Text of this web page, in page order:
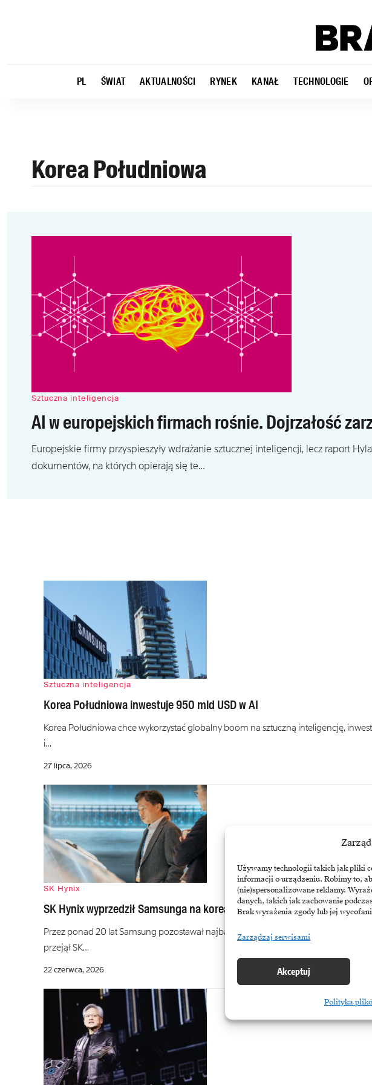
Używamy technologii takich jak pliki
informacji o urządzeniu. Robimy to,
(nie)spersonalizowane reklamy.
danych, takich jak zachowanie
Brak wyrażenia zgody lub jej
Zarządzaj serwisami
Akceptuj
Polityka
PL ŚWIAT AKTUALNOŚCI RYNEK KANAŁ TECHNOLOGIE
Korea Południowa
Sztuczna inteligencja
AI w europejskich firmach rośnie. Dojrzałość
Europejskie firmy przyspieszyły wdrażanie sztucznej inteligencji, lecz raport
dokumentów, na których opierają się te…
Sztuczna inteligencja
Korea Południowa inwestuje 950 mld USD w AI
Korea Południowa chce wykorzystać globalny boom na sztuczną inteligencję,
i…
27 lipca, 2026
SK Hynix
SK Hynix wyprzedził Samsunga na koreańskiej giełdzie
Przez ponad 20 lat Samsung pozostawał najbardziej wartościową spółką giełdową
przejął SK…
22 czerwca, 2026